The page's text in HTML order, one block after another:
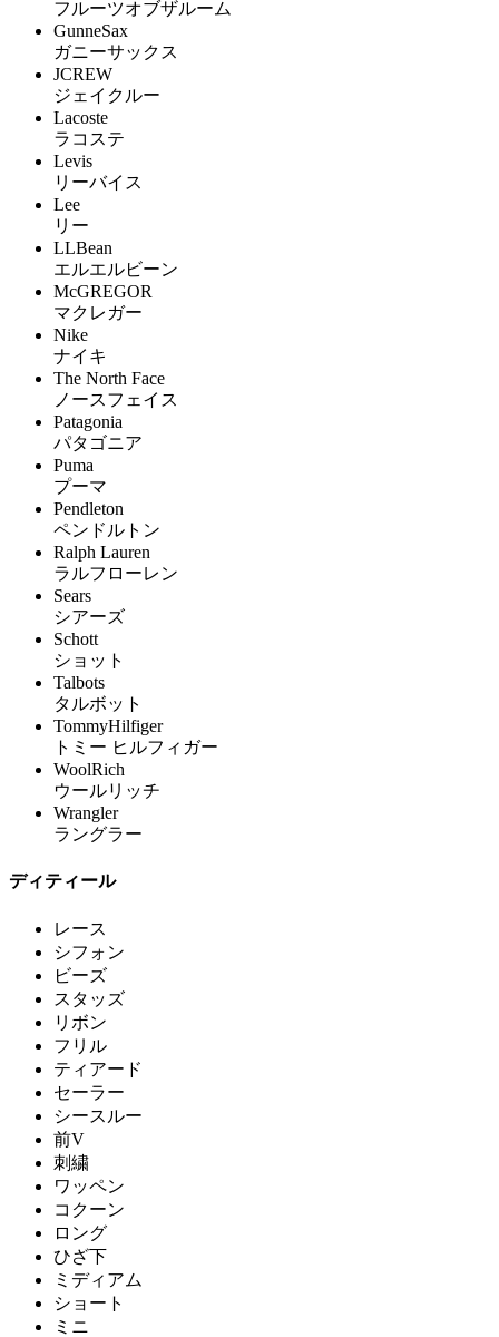
フルーツオブザルーム
GunneSax
ガニーサックス
JCREW
ジェイクルー
Lacoste
ラコステ
Levis
リーバイス
Lee
リー
LLBean
エルエルビーン
McGREGOR
マクレガー
Nike
ナイキ
The North Face
ノースフェイス
Patagonia
パタゴニア
Puma
プーマ
Pendleton
ペンドルトン
Ralph Lauren
ラルフローレン
Sears
シアーズ
Schott
ショット
Talbots
タルボット
TommyHilfiger
トミー ヒルフィガー
WoolRich
ウールリッチ
Wrangler
ラングラー
ディティール
レース
シフォン
ビーズ
スタッズ
リボン
フリル
ティアード
セーラー
シースルー
前V
刺繍
ワッペン
コクーン
ロング
ひざ下
ミディアム
ショート
ミニ